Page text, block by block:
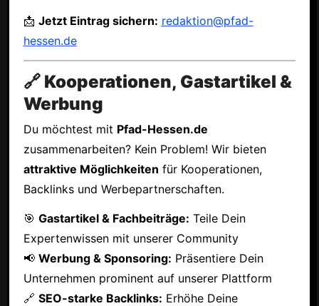
📩 Jetzt Eintrag sichern: redaktion@pfad-
hessen.de
🔗 Kooperationen, Gastartikel &
Werbung
Du möchtest mit Pfad-Hessen.de
zusammenarbeiten? Kein Problem! Wir bieten
attraktive Möglichkeiten für Kooperationen,
Backlinks und Werbepartnerschaften.
🎯 Gastartikel & Fachbeiträge: Teile Dein
Expertenwissen mit unserer Community
📢 Werbung & Sponsoring: Präsentiere Dein
Unternehmen prominent auf unserer Plattform
🔗 SEO-starke Backlinks: Erhöhe Deine